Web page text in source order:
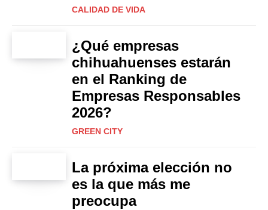
CALIDAD DE VIDA
¿Qué empresas
chihuahuenses estarán
en el Ranking de
Empresas Responsables
2026?
GREEN CITY
La próxima elección no
es la que más me
preocupa